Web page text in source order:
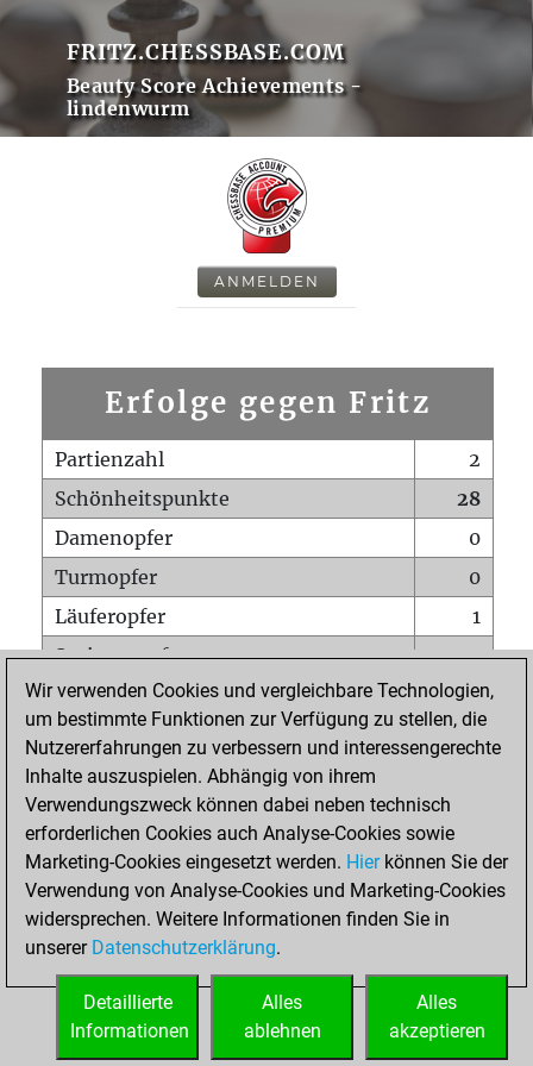
FRITZ.CHESSBASE.COM
Beauty Score Achievements -
lindenwurm
ANMELDEN
Erfolge gegen Fritz
Partienzahl
2
Schönheitspunkte
28
Damenopfer
0
Turmopfer
0
Läuferopfer
1
Springeropfer
0
Bauernopfer
0
Matt auf vollem Brett
0
Bauer setzt Matt
Erstickte Matts
Unterverwandlungen
0
Türme auf der siebten
0
STARTSEITE
Wir verwenden Cookies und vergleichbare Technologien,
um bestimmte Funktionen zur Verfügung zu stellen, die
Nutzererfahrungen zu verbessern und interessengerechte
Inhalte auszuspielen. Abhängig von ihrem
Verwendungszweck können dabei neben technisch
erforderlichen Cookies auch Analyse-Cookies sowie
Marketing-Cookies eingesetzt werden. Hierkönnen Sie der
Verwendung von Analyse-Cookies und Marketing-Cookies
widersprechen. Weitere Informationen finden Sie in
unserer Datenschutzerklärung.
Alles
akzeptieren
Alles
ablehnen
Detaillierte
Informationen